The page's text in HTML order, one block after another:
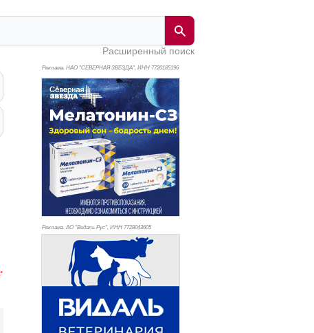
Расширенный поиск
Реклама. НАО "СЕВЕРНАЯ ЗВЕЗДА", ИНН 7720185196
Реклама. АО "Видаль Рус", ИНН 7728043605